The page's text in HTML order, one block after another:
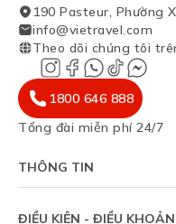
190 Pasteur, Phường
info@vietravel.com
Theo dõi chúng tôi
1800 646 888
Tổng đài miễn phí 24/7
THÔNG TIN
Khảo sát tỷ lệ đạt visa
ĐIỀU KIỆN - ĐIỀU KHOẢN